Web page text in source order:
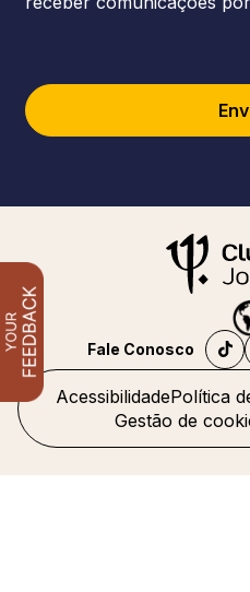
AcessibilidadePolítica
Gestão de
Fale Conosco